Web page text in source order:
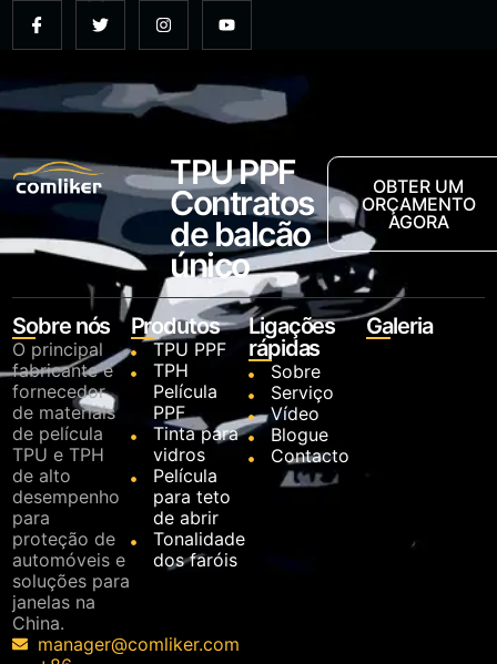
TPU PPF
Contratos
de balcão
único
OBTER UM
ORÇAMENTO
AGORA
Sobre nós
O principal
fabricante e
fornecedor
de materiais
de película
TPU e TPH
de alto
desempenho
para
proteção de
automóveis e
soluções para
janelas na
China.
manager@comliker.com
Produtos
TPU PPF
TPH
Película
PPF
Tinta para
vidros
Película
para teto
de abrir
Tonalidade
dos faróis
Ligações
rápidas
Sobre
Serviço
Vídeo
Blogue
Contacto
Galeria